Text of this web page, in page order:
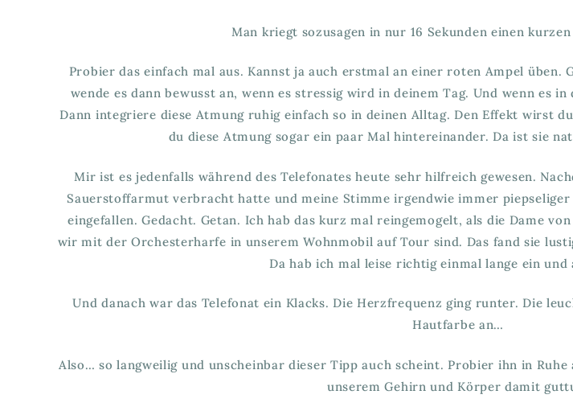
Man kriegt sozusagen in nur 16 Sekunden einen
Probier das einfach mal aus. Kannst ja auch erstmal an einer roten Ampel
wende es dann bewusst an, wenn es stressig wird in deinem Tag. Und wenn es
Dann integriere diese Atmung ruhig einfach so in deinen Alltag. Den Effekt wirst
du diese Atmung sogar ein paar Mal hintereinander. Da ist sie
Mir ist es jedenfalls während des Telefonates heute sehr hilfreich gewesen.
Sauerstoffarmut verbracht hatte und meine Stimme irgendwie immer
eingefallen. Gedacht. Getan. Ich hab das kurz mal reingemogelt, als die Dame
wir mit der Orchesterharfe in unserem Wohnmobil auf Tour sind. Das fand sie
Da hab ich mal leise richtig einmal lange ein und
Und danach war das Telefonat ein Klacks. Die Herzfrequenz ging runter. Die
Hautfarbe an…
Also… so langweilig und unscheinbar dieser Tipp auch scheint. Probier ihn in
unserem Gehirn und Körper damit